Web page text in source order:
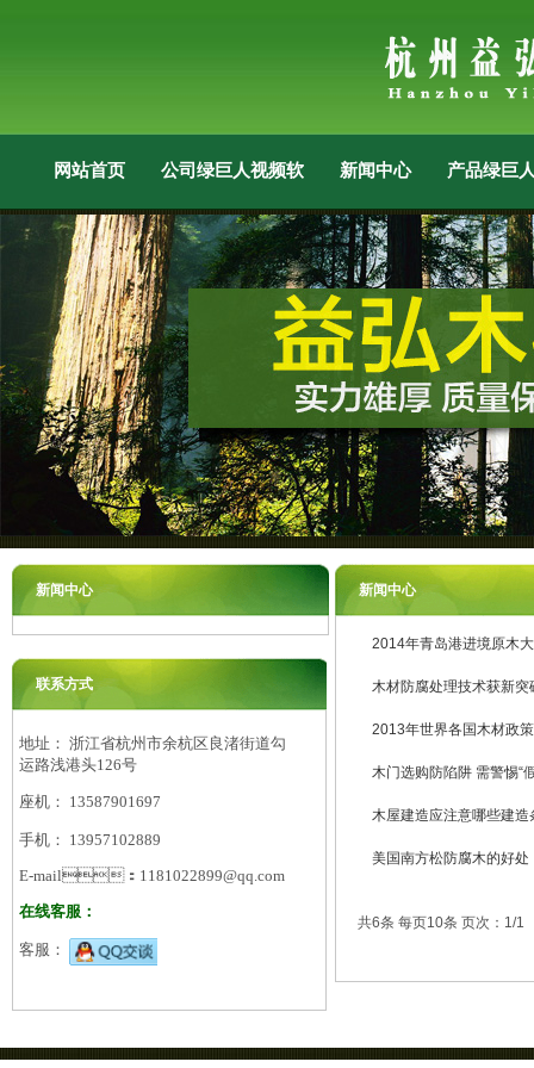
网站首页 公司绿巨人视频软件APP下载安装
新闻中心 产品绿巨
联系方式
地址： 浙江省杭州市余杭区良渚街道勾
运路浅港头126号
座机： 13587901697
手机： 13957102889
E-mail：1181022899@qq.com
在线客服：
客服：
新闻中心 新闻中心
2014年青岛港进境原木
木材防腐处理技术获新突
2013年世界各国木材政
木门选购防陷阱 需警惕“
木屋建造应注意哪些建造
美国南方松防腐木的好处
共6条 每页10条 页次：1/1